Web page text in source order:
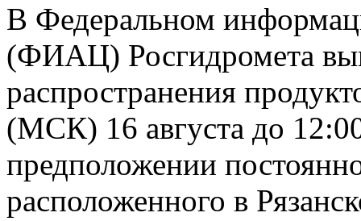
В Федеральном
(ФИАЦ) Росгидромета
распространения
(МСК) 16 августа до
предположении
расположенного в